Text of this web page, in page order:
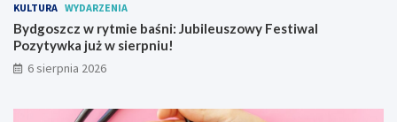
m
w
a
j
y
KULTURA WYDARZENIA
Bydgoszcz w rytmie baśni: Jubileuszowy Festiwal
Pozytywka już w sierpniu!
6 sierpnia 2026